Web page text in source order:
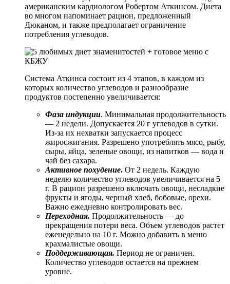
американским кардиологом Робертом Аткинсом. Диета
во многом напоминает рацион, предложенный
Дюканом, и также предполагает ограничение
потребления углеводов.
Система Аткинса состоит из 4 этапов, в каждом из
которых количество углеводов и разнообразие
продуктов постепенно увеличивается:
Фаза индукции. Минимальная продолжительность
— 2 недели. Допускается 20 г углеводов в сутки.
Из-за их нехватки запускается процесс
жиросжигания. Разрешено употреблять мясо, рыбу,
сыры, яйца, зеленые овощи, из напитков — вода и
чай без сахара.
Активное похудение. От 2 недель. Каждую
неделю количество углеводов увеличивается на 5
г. В рацион разрешено включать овощи, несладкие
фрукты и ягоды, черный хлеб, бобовые, орехи.
Важно ежедневно контролировать вес.
Переходная. Продолжительность — до
прекращения потери веса. Объем углеводов растет
еженедельно на 10 г. Можно добавить в меню
крахмалистые овощи.
Поддерживающая. Период не ограничен.
Количество углеводов остается на прежнем
уровне.